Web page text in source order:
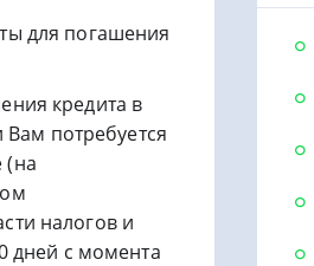
для погашения
кредита в
потребуется
(на
налогов и
дней с момента